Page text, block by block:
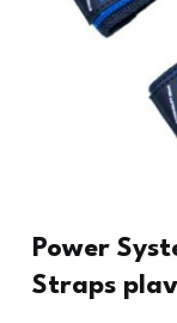
Power
Straps